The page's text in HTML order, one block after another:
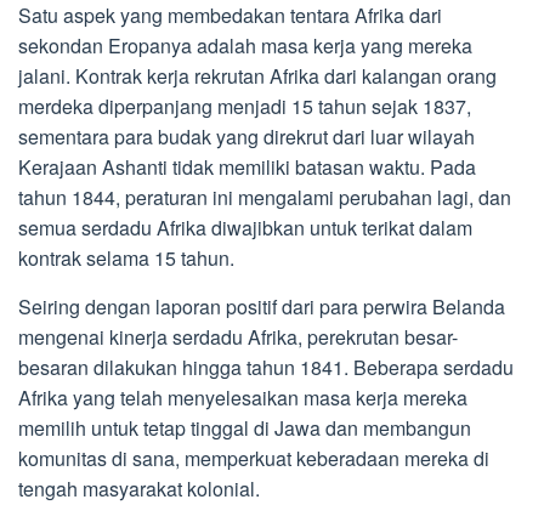
Satu aspek yang membedakan tentara Afrika dari
sekondan Eropanya adalah masa kerja yang mereka
jalani. Kontrak kerja rekrutan Afrika dari kalangan orang
merdeka diperpanjang menjadi 15 tahun sejak 1837,
sementara para budak yang direkrut dari luar wilayah
Kerajaan Ashanti tidak memiliki batasan waktu. Pada
tahun 1844, peraturan ini mengalami perubahan lagi, dan
semua serdadu Afrika diwajibkan untuk terikat dalam
kontrak selama 15 tahun.
Seiring dengan laporan positif dari para perwira Belanda
mengenai kinerja serdadu Afrika, perekrutan besar-
besaran dilakukan hingga tahun 1841. Beberapa serdadu
Afrika yang telah menyelesaikan masa kerja mereka
memilih untuk tetap tinggal di Jawa dan membangun
komunitas di sana, memperkuat keberadaan mereka di
tengah masyarakat kolonial.